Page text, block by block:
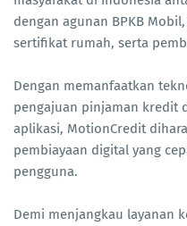
dengan agunan BPKB
sertifikat rumah, serta
Dengan memanfaatkan
pengajuan pinjaman kredit
aplikasi, MotionCredit
pembiayaan digital yang
pengguna.
Demi menjangkau layanan